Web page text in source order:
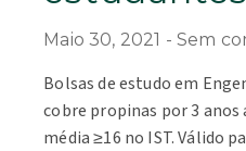
Maio 30, 2021 Sem
Bolsas de estudo em
cobre propinas por 3
média ≥16 no IST. Válido